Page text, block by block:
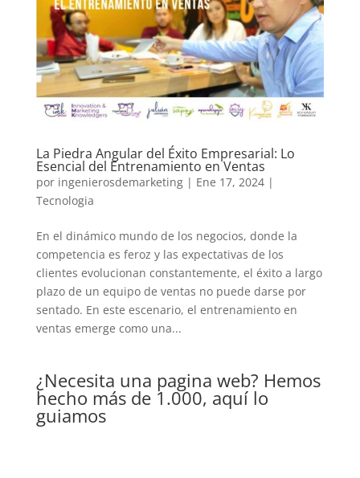
La Piedra Angular del Éxito Empresarial: Lo
Esencial del Entrenamiento en Ventas
por ingenierosdemarketing| Ene 17, 2024|
Tecnologia
En el dinámico mundo de los negocios, donde la
competencia es feroz y las expectativas de los
clientes evolucionan constantemente, el éxito a largo
plazo de un equipo de ventas no puede darse por
sentado. En este escenario, el entrenamiento en
ventas emerge como una...
¿Necesita una pagina web? Hemos
hecho más de 1.000, aquí lo
guiamos